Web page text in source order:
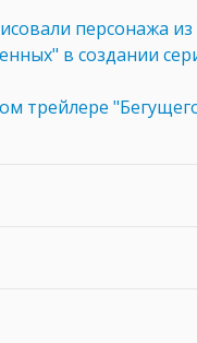
персонажа
в создании
трейлере